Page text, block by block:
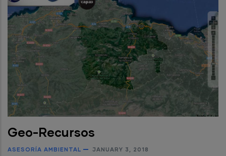
Geo-Recursos
ASESORÍA AMBIENTAL JANUARY 3, 2018